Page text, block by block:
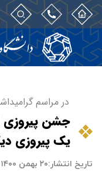
در مراسم
جشن پیروزی
یک پیروزی
تاریخ انتشار:۲۰ بهمن ۱۴۰۰